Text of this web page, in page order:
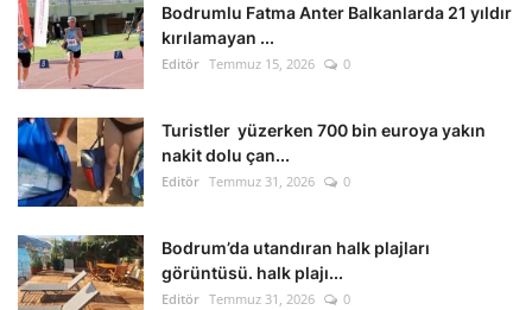
Bodrumlu Fatma Anter Balkanlarda 21 yıldır
kırılamayan ...
Editör Temmuz 15, 2026 0
Turistler yüzerken 700 bin euroya yakın
nakit dolu çan...
Editör Temmuz 31, 2026 0
Bodrum’da utandıran halk plajları
görüntüsü. halk plajı...
Editör Temmuz 31, 2026 0